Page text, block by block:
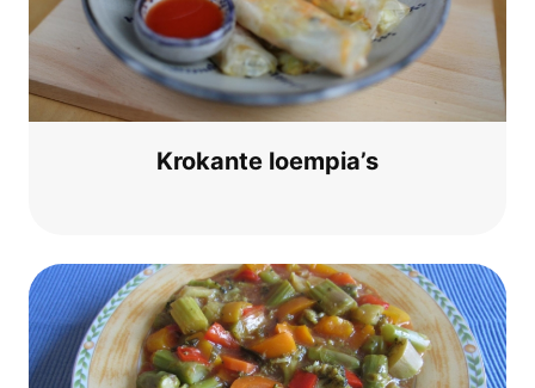
Kro­kan­te loempia’s